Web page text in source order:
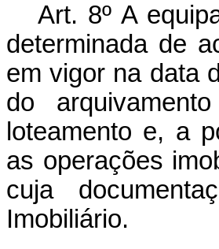
Art. 8º A
determinada de
em vigor na data
do
loteamento e, a
as operações
cuja
Imobiliário.